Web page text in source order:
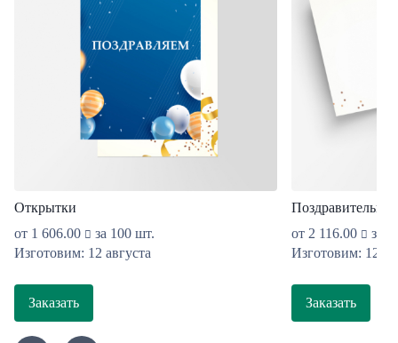
Открытки
от 1 606.00
за 100 шт.
Изготовим: 12 августа
Заказать
от 2 116.00
за
Изготовим: 12
Заказать